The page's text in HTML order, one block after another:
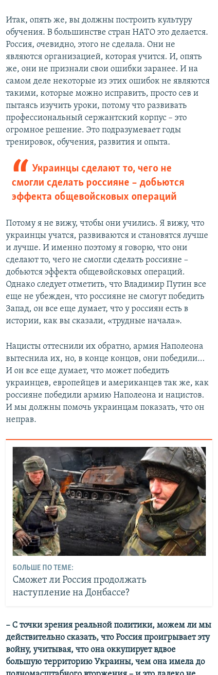
Итак, опять же, вы должны построить культуру
обучения. В большинстве стран НАТО это делается.
Россия, очевидно, этого не сделала. Они не
являются организацией, которая учится. И, опять
же, они не признали свои ошибки заранее. И на
самом деле некоторые из этих ошибок не являются
такими, которые можно исправить, просто сев и
пытаясь изучить уроки, потому что развивать
профессиональный сержантский корпус – это
огромное решение. Это подразумевает годы
тренировок, обучения, развития и опыта.
Украинцы сделают то, чего не
смогли сделать россияне – добьются
эффекта общевойсковых операций
Потому я не вижу, чтобы они учились. Я вижу, что
украинцы учатся, развиваются и становятся лучше
и лучше. И именно поэтому я говорю, что они
сделают то, чего не смогли сделать россияне –
добьются эффекта общевойсковых операций.
Однако следует отметить, что Владимир Путин все
еще не убежден, что россияне не смогут победить
Запад, он все еще думает, что у россиян есть в
истории, как вы сказали, «трудные начала».
Нацисты оттеснили их обратно, армия Наполеона
вытеснила их, но, в конце концов, они победили...
И он все еще думает, что может победить
украинцев, европейцев и американцев так же, как
россияне победили армию Наполеона и нацистов.
И мы должны помочь украинцам показать, что он
неправ.
БОЛЬШЕ ПО ТЕМЕ:
Сможет ли Россия продолжать
наступление на Донбассе?
– С точки зрения реальной политики, можем ли мы
действительно сказать, что Россия проигрывает эту
войну, учитывая, что она оккупирует вдвое
большую территорию Украины, чем она имела до